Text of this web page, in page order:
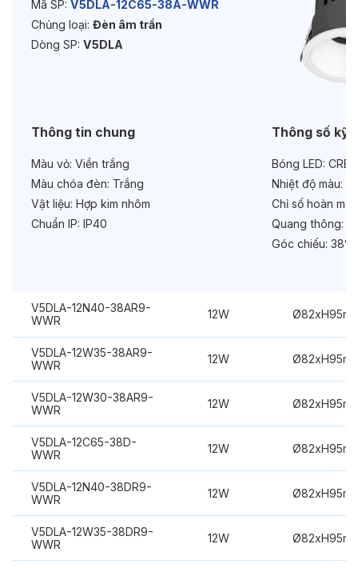
Độ bền & tùy chọn mở rộng
Chức năng:Dimmer 1-10V
Mã SP: V5DLA-12C65-38A-WWR
Chủng loại: Đèn âm trần
Dòng SP: V5DLA
Thông tin chung
Màu vỏ: Viền trắng
Màu chóa đèn: Trắng
Vật liệu: Hợp kim nhôm
Chuẩn IP: IP40
Thông số kỹ
Bóng LED:
Nhiệt độ màu:
Chỉ số hoàn
Quang thông:
Góc chiếu: 38°
V5DLA-12N40-38AR9-
WWR
12W
V5DLA-12W35-38AR9-
WWR
12W
V5DLA-12W30-38AR9-
WWR
12W
V5DLA-12C65-38D-
WWR
12W
V5DLA-12N40-38DR9-
WWR
12W
V5DLA-12W35-38DR9-
WWR
12W